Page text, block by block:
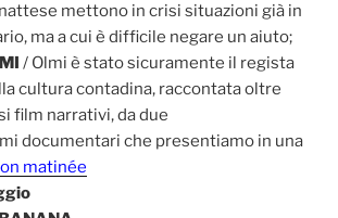
mettono in crisi situazioni già in
ma a cui è difficile negare un aiuto;
/ Olmi è stato sicuramente il regista
cultura contadina, raccontata oltre
film narrativi, da due
documentari che presentiamo in una
matinée